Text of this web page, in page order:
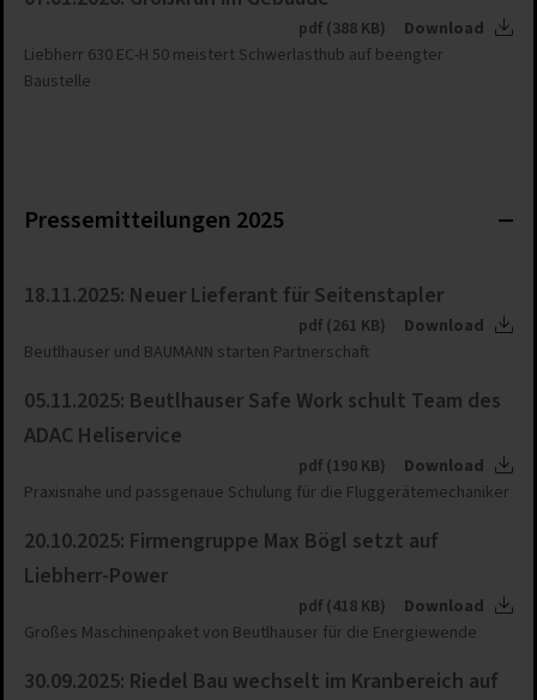
pdf (388 KB)
Download
Liebherr 630 EC-H 50 meistert Schwerlasthub auf beengter
Baustelle
Pressemitteilungen 2025
18.11.2025: Neuer Lieferant für Seitenstapler
pdf (261 KB)
Download
Beutlhauser und BAUMANN starten Partnerschaft
05.11.2025: Beutlhauser Safe Work schult Team des
ADAC Heliservice
pdf (190 KB)
Download
Praxisnahe und passgenaue Schulung für die Fluggerätemechaniker
20.10.2025: Firmengruppe Max Bögl setzt auf
Liebherr-Power
pdf (418 KB)
Download
Großes Maschinenpaket von Beutlhauser für die Energiewende
30.09.2025: Riedel Bau wechselt im Kranbereich auf